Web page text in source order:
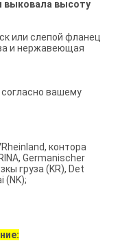
выковала высоту
или слепой фланец
и нержавеющая
вашему
контора
Germanischer
груза (KR), Det
(NK);